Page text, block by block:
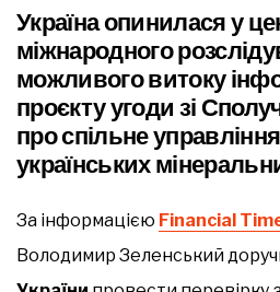
Україна опинилася у
міжнародного
можливого витоку
проєкту угоди зі
про спільне
українських
За інформацією Financial
Володимир Зеленський